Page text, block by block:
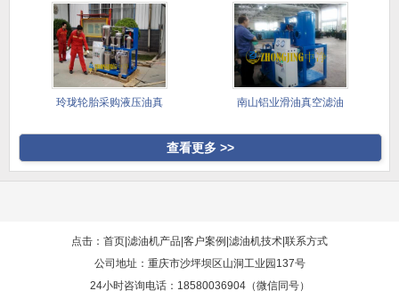
玲珑轮胎采购液压油真 南山铝业滑油真空滤油
查看更多 >>
点击：首页 滤油机产品 客户案例 滤油机技术 联系方式
公司地址：重庆市沙坪坝区山洞工业园137号
24小时咨询电话：18580036904（微信同号）